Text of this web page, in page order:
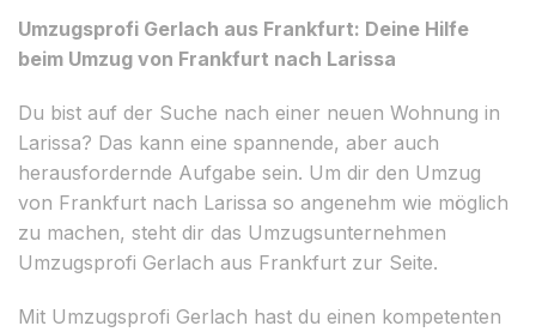
Umzugsprofi Gerlach aus Frankfurt: Deine Hilfe
beim Umzug von Frankfurt nach Larissa
Du bist auf der Suche nach einer neuen Wohnung in
Larissa? Das kann eine spannende, aber auch
herausfordernde Aufgabe sein. Um dir den Umzug
von Frankfurt nach Larissa so angenehm wie möglich
zu machen, steht dir das Umzugsunternehmen
Umzugsprofi Gerlach aus Frankfurt zur Seite.
Mit Umzugsprofi Gerlach hast du einen kompetenten